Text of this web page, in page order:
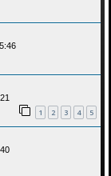
1 2 3 4 5